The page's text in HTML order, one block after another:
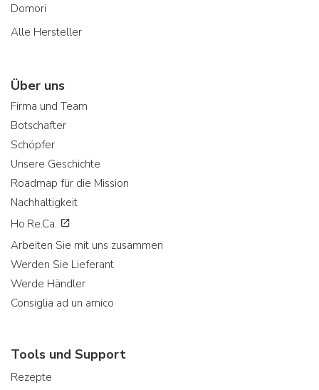
Domori
Alle Hersteller
Über uns
Firma und Team
Botschafter
Schöpfer
Unsere Geschichte
Roadmap für die Mission
Nachhaltigkeit
Ho.Re.Ca.
Arbeiten Sie mit uns zusammen
Werden Sie Lieferant
Werde Händler
Consiglia ad un amico
Tools und Support
Rezepte